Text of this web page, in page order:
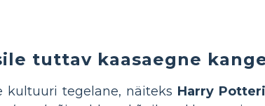
tuttav kaasaegne
kultuuri tegelane, näiteks Harry Potteri